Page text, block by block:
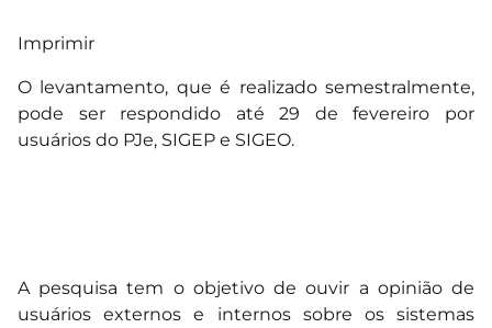
Imprimir
O levantamento, que é realizado semestralmente,
pode ser respondido até 29 de fevereiro por
usuários do PJe, SIGEP e SIGEO.
A pesquisa tem o objetivo de ouvir a opinião de
usuários externos e internos sobre os sistemas